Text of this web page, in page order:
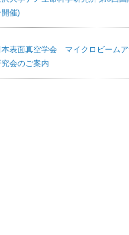
開催)
本表面真空学会 マイクロビーム
究会のご案内